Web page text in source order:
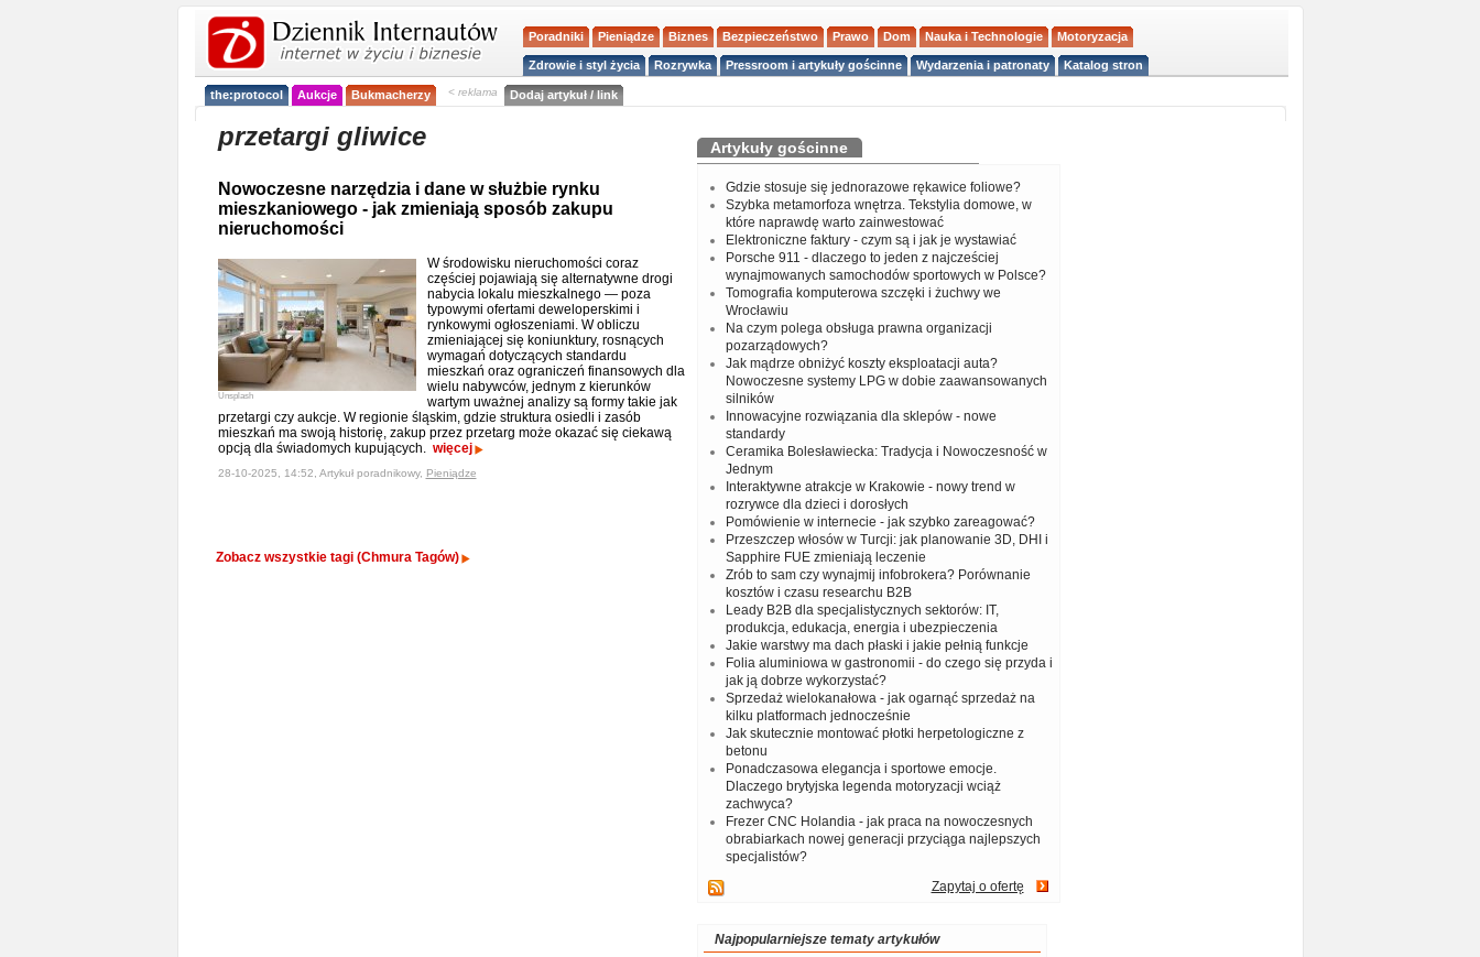
Poradniki Pieniądze Biznes Bezpieczeństwo Prawo Dom Nauka i Technologie Motoryzacja
Zdrowie i styl życia Rozrywka Pressroom i artykuły gościnne Wydarzenia i patronaty Katalog stron
the:protocol Aukcje Bukmacherzy < reklama Dodaj artykuł / link
przetargi gliwice
Nowoczesne narzędzia i dane w służbie rynku
mieszkaniowego - jak zmieniają sposób zakupu
nieruchomości
Unsplash
W środowisku nieruchomości coraz
częściej pojawiają się alternatywne drogi
nabycia lokalu mieszkalnego — poza
typowymi ofertami deweloperskimi i
rynkowymi ogłoszeniami. W obliczu
zmieniającej się koniunktury, rosnących
wymagań dotyczących standardu
mieszkań oraz ograniczeń finansowych dla
wielu nabywców, jednym z kierunków
wartym uważnej analizy są formy takie jak
przetargi czy aukcje. W regionie śląskim, gdzie struktura osiedli i zasób
mieszkań ma swoją historię, zakup przez przetarg może okazać się ciekawą
opcją dla świadomych kupujących. więcej
28-10-2025, 14:52, Artykuł poradnikowy, Pieniądze
Zobacz wszystkie tagi (Chmura Tagów)
Artykuły gościnne
Gdzie stosuje się jednorazowe rękawice foliowe?
Szybka metamorfoza wnętrza. Tekstylia domowe, w
które naprawdę warto zainwestować
Elektroniczne faktury - czym są i jak je wystawiać
Porsche 911 - dlaczego to jeden z najcześciej
wynajmowanych samochodów sportowych w Polsce?
Tomografia komputerowa szczęki i żuchwy we
Wrocławiu
Na czym polega obsługa prawna organizacji
pozarządowych?
Jak mądrze obniżyć koszty eksploatacji auta?
Nowoczesne systemy LPG w dobie zaawansowanych
silników
Innowacyjne rozwiązania dla sklepów - nowe
standardy
Ceramika Bolesławiecka: Tradycja i Nowoczesność w
Jednym
Interaktywne atrakcje w Krakowie - nowy trend w
rozrywce dla dzieci i dorosłych
Pomówienie w internecie - jak szybko zareagować?
Przeszczep włosów w Turcji: jak planowanie 3D, DHI i
Sapphire FUE zmieniają leczenie
Zrób to sam czy wynajmij infobrokera? Porównanie
kosztów i czasu researchu B2B
Leady B2B dla specjalistycznych sektorów: IT,
produkcja, edukacja, energia i ubezpieczenia
Jakie warstwy ma dach płaski i jakie pełnią funkcje
Folia aluminiowa w gastronomii - do czego się przyda i
jak ją dobrze wykorzystać?
Sprzedaż wielokanałowa - jak ogarnąć sprzedaż na
kilku platformach jednocześnie
Jak skutecznie montować płotki herpetologiczne z
betonu
Ponadczasowa elegancja i sportowe emocje.
Dlaczego brytyjska legenda motoryzacji wciąż
zachwyca?
Frezer CNC Holandia - jak praca na nowoczesnych
obrabiarkach nowej generacji przyciąga najlepszych
specjalistów?
Zapytaj o ofertę
Najpopularniejsze tematy artykułów